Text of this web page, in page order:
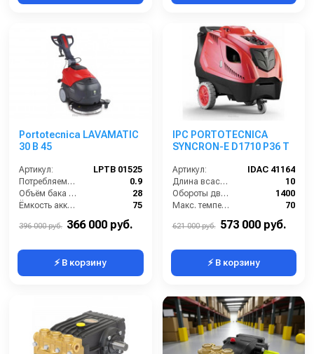
Portotecnica LAVAMATIC
30 B 45
Артикул:
LPTB 01525
Потребляемая мощность (кВт):
0.9
Объём бака для чистой воды (л):
28
Ёмкость аккумуляторов (Ач):
75
396 000 руб. 366 000 руб.
⚡ В корзину
IPC PORTOTECNICA
SYNCRON-E D1710 P36 T
Артикул:
IDAC 41164
Длина всасывающего шланга (м):
10
Обороты двигателя (об/мин):
1400
Макс. температура воды на выходе (°C):
70
621 000 руб. 573 000 руб.
⚡ В корзину